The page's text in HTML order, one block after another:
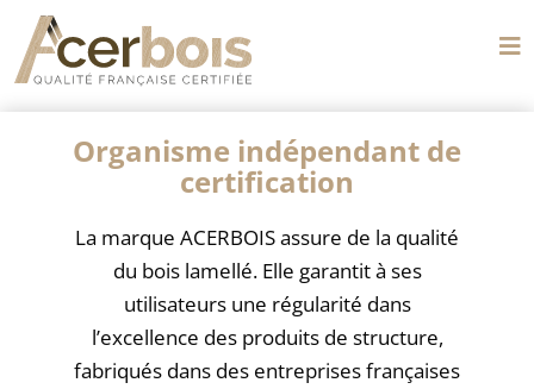
Organisme indépendant de
certification
La marque ACERBOIS assure de la qualité
du bois lamellé. Elle garantit à ses
utilisateurs une régularité dans
l’excellence des produits de structure,
fabriqués dans des entreprises françaises